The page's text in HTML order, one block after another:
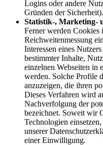
Logins oder andere
Gründen der Sicherheit).
Statistik-, Marketing-
Ferner werden Cookies
Reichweitenmessung
Interessen eines
bestimmter Inhalte,
einzelnen Webseiten in
werden. Solche Profile
anzuzeigen, die ihren
Dieses Verfahren wird
Nachverfolgung der
bezeichnet. Soweit wir
Technologien
unserer
einer Einwilligung.